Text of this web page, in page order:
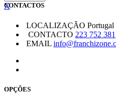
X
CONTACTOS
LOCALIZAÇÃO Portugal
CONTACTO 223 752 381
EMAIL
OPÇÕES